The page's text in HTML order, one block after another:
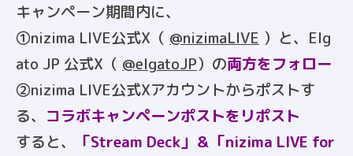
キャンペーン期間内に、
①nizima LIVE公式X（ @nizimaLIVE ）と、Elg
ato JP 公式X（ @elgatoJP）の両方をフォロー
②nizima LIVE公式Xアカウントからポストす
る、 コラボキャンペーンポストをリポスト
すると、
「Stream Deck」＆「nizima LIVE for